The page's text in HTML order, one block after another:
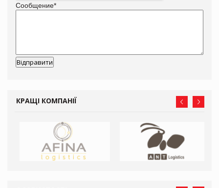
Сообщение*
КРАЩІ КОМПАНІЇ